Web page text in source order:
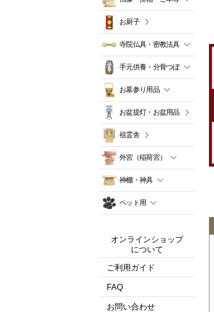
お厨子
寺院仏具・密教法具
手元供養・分骨つぼ
お墓参り用品
お盆提灯・お盆用品
祖霊舎
外宮（稲荷宮）
神棚・神具
ペット用
オンラインショップ
について
ご利用ガイド
FAQ
お問い合わせ